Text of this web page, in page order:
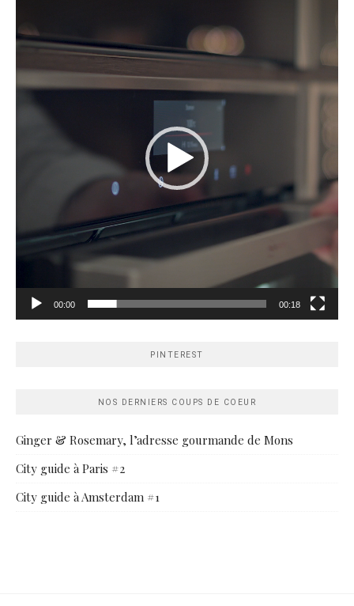
00:00 00:18
PINTEREST
NOS DERNIERS COUPS DE COEUR
Ginger & Rosemary, l’adresse gourmande de Mons
City guide à Paris #2
City guide à Amsterdam #1